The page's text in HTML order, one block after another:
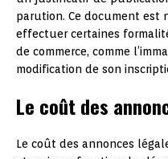
parution. Ce document est
effectuer certaines
de commerce, comme
modification de son
Le coût des
Le coût des annonces